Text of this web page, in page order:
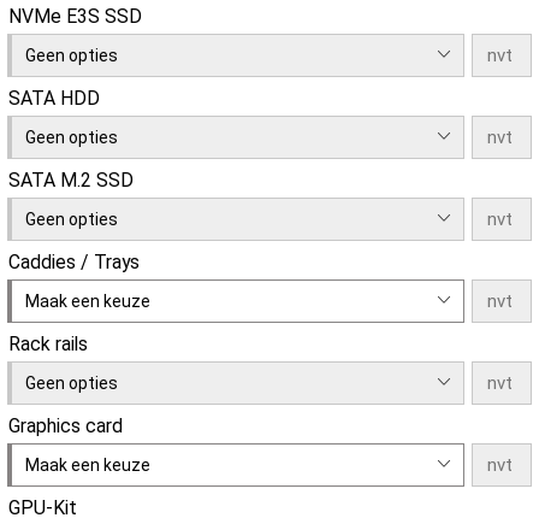
NVMe E3S SSD
Geen opties
SATA HDD
Geen opties
SATA M.2 SSD
Geen opties
Caddies / Trays
Maak een keuze
Rack rails
Geen opties
Graphics card
Maak een keuze
GPU-Kit